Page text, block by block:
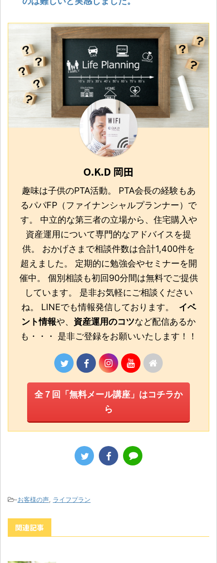
O.K.D 岡田
趣味は子供のPTA活動。 PTA会長の経験もあ
るパパFP（ファイナンシャルプランナー）で
す。 中立的な第三者の立場から、住宅購入や
資産運用について専門的なアドバイスを提
供。 おかげさまで相談件数は合計1,400件を
超えました。 定期的に勉強会やセミナーを開
催中。 個別相談も初回90分間は無料でご提供
しています。 是非お気軽にご相談ください
ね。 LINEでも情報発信しております。 イベ
ント情報や、 資産運用のコツなど配信あるか
も・・・ 是非ご登録をお願いいたします！！
全７回「無料メール講座」はコチラか
ら
-お客様の声, ライフプラン
関連記事